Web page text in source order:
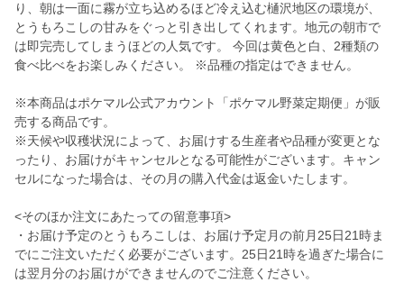
り、朝は一面に霧が立ち込めるほど冷え込む樋沢地区の環境が、
とうもろこしの甘みをぐっと引き出してくれます。地元の朝市で
は即完売してしまうほどの人気です。 今回は黄色と白、2種類の
食べ比べをお楽しみください。 ※品種の指定はできません。
※本商品はポケマル公式アカウント「ポケマル野菜定期便」が販
売する商品です。
※天候や収穫状況によって、お届けする生産者や品種が変更とな
ったり、お届けがキャンセルとなる可能性がございます。キャン
セルになった場合は、その月の購入代金は返金いたします。
<そのほか注文にあたっての留意事項>
・お届け予定のとうもろこしは、お届け予定月の前月25日21時ま
でにご注文いただく必要がございます。25日21時を過ぎた場合に
は翌月分のお届けができませんのでご注意ください。